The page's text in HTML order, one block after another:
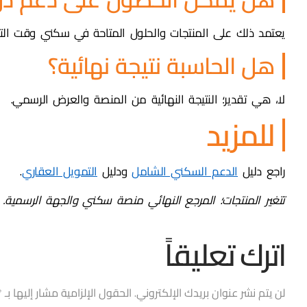
يعتمد ذلك على المنتجات والحلول المتاحة في سكني وقت
هل الحاسبة نتيجة نهائية؟
لا، هي تقدير؛ النتيجة النهائية من المنصة والعرض الرسمي.
للمزيد
راجع دليل الدعم السكني الشاملودليلالتمويل العقاري.
تتغير المنتجات؛ المرجع النهائي منصة سكني والجهة الرسمية.
اترك تعليقاً
لن يتم نشر عنوان بريدك الإلكتروني.الحقول الإلزامية مشار إليها بـ